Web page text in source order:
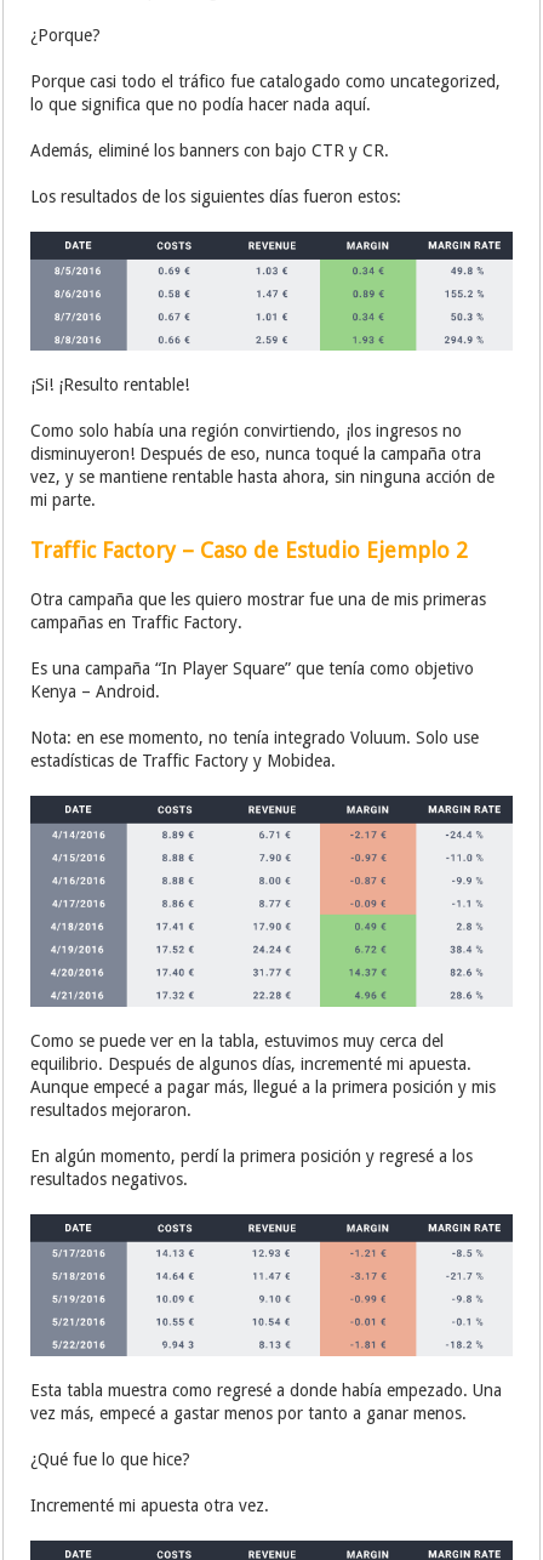
¿Porque?
Porque casi todo el tráfico fue catalogado como uncategorized,
lo que significa que no podía hacer nada aquí.
Además, eliminé los banners con bajo CTR y CR.
Los resultados de los siguientes días fueron estos:
¡Si! ¡Resulto rentable!
Como solo había una región convirtiendo, ¡los ingresos no
disminuyeron! Después de eso, nunca toqué la campaña otra
vez, y se mantiene rentable hasta ahora, sin ninguna acción de
mi parte.
Traffic Factory – Caso de Estudio Ejemplo 2
Otra campaña que les quiero mostrar fue una de mis primeras
campañas en Traffic Factory.
Es una campaña “In Player Square” que tenía como objetivo
Kenya – Android.
Nota: en ese momento, no tenía integrado Voluum. Solo use
estadísticas de Traffic Factory y Mobidea.
Como se puede ver en la tabla, estuvimos muy cerca del
equilibrio. Después de algunos días, incrementé mi apuesta.
Aunque empecé a pagar más, llegué a la primera posición y mis
resultados mejoraron.
En algún momento, perdí la primera posición y regresé a los
resultados negativos.
Esta tabla muestra como regresé a donde había empezado. Una
vez más, empecé a gastar menos por tanto a ganar menos.
¿Qué fue lo que hice?
Incrementé mi apuesta otra vez.